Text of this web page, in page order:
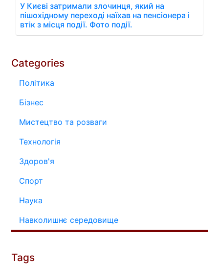
У Києві затримали злочинця, який на
пішохідному переході наїхав на пенсіонера і
втік з місця події. Фото події.
Categories
Політика
Бізнес
Мистецтво та розваги
Технологія
Здоров'я
Спорт
Наука
Навколишнє середовище
Tags